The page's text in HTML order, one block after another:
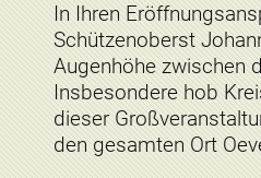
In Ihren
Schützenoberst
Augenhöhe zwischen
Insbesondere hob
dieser
den gesamten Ort